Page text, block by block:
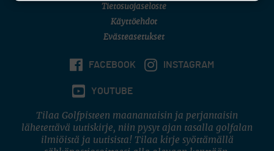
Tietosuojaseloste
Käyttöehdot
Evästeasetukset
FACEBOOK INSTAGRAM
YOUTUBE
Tilaa Golfpisteen maanantaisin ja perjantaisin
lähetettävä uutiskirje, niin pysyt ajan tasalla golfalan
ilmiöistä ja uutisista! Tilaa kirje syöttämällä